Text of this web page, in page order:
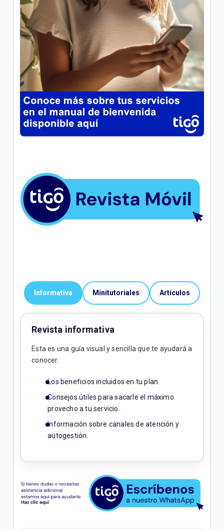
Informativa Minitutoriales Artículos
Revista informativa
Esta es una guía visual y sencilla que te ayudará a
conocer:
Los beneficios incluidos en tu plan.
Consejos útiles para sacarle el máximo
provecho a tu servicio.
Información sobre canales de atención y
autogestión.